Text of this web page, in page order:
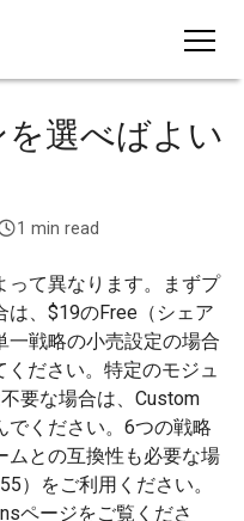
選べばよい
1 min read
って異なります。まずプ
は、$19のFree（シェア
一戦略の小売設定の場合
ださい。特定のモジュ
要な場合は、Custom
でください。6つの戦略
ムとの互換性も必要な場
）をご利用ください。
ページをご覧くださ